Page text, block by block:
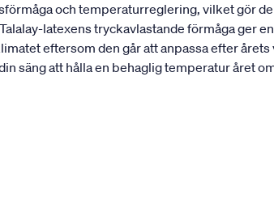
och temperaturreglering, vilket gör
latexens tryckavlastande förmåga ger
eftersom den går att anpassa efter
säng att hålla en behaglig temperatur året